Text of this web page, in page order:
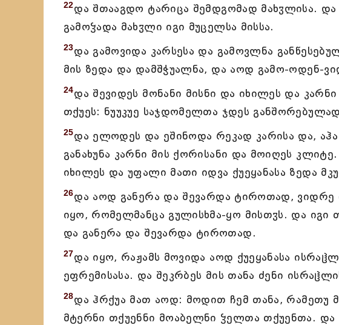
22და შთააგდო ტარიცა შემდგომად მახჳლისა.
გამოჴადა მახჳლი იგი მუცელსა მისსა.
23და გამოვიდა კარსესა და გამოვლნა
მის ზედა და დამშჭუალნა, და აოდ გამო-ოდენ-
24და შევიდეს მონანი მისნი და იხილეს და
თქუეს: ნუუკუე საჯდომელთა ჯდეს განშორებულად
25და ელოდეს და ეშინოდა რეკად კარისა და,
განახუნა კარნი მის ქორისანი და მოიღეს
იხილეს და უფალი მათი იდვა ქუეყანასა ზედა
26და აოდ განერა და შევარდა ტიროთად, ვიდრე
იყო, რომელმანცა გულისხმა-ყო მისთჳს. და იგი
და განერა და შევარდა ტიროთად.
27და იყო, რაჟამს მოვიდა აოდ ქუეყანასა
ეფრემისასა. და შეკრბეს მის თანა ძენი
28და ჰრქუა მათ აოდ: მოდით ჩემ თანა, რამეთუ
მტერნი თქუენნი მოაბელნი ჴელთა თქუენთა. და